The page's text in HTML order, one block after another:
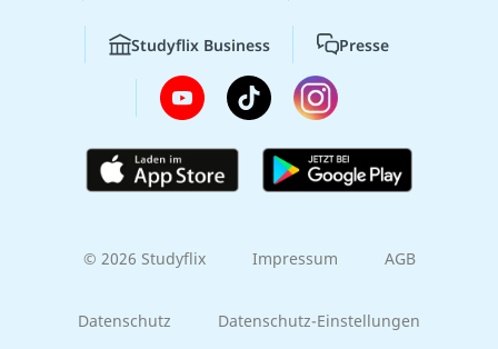
Studyflix Business Presse
© 2026 Studyflix Impressum AGB
Datenschutz Datenschutz-Einstellungen